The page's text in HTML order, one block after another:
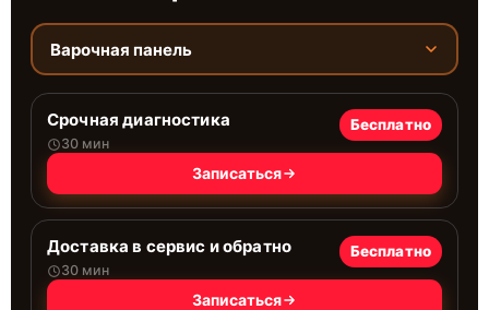
Варочная панель
Срочная диагностика
30 мин
Бесплатно
Записаться
Доставка в сервис и обратно
30 мин
Бесплатно
Записаться